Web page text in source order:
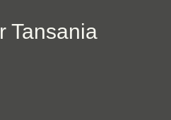
Tansania